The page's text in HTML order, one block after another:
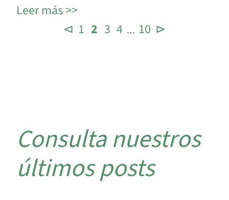
Leer más
⊲ 1 2 3 4 … 10 ⊳
Consulta nuestros
últimos posts